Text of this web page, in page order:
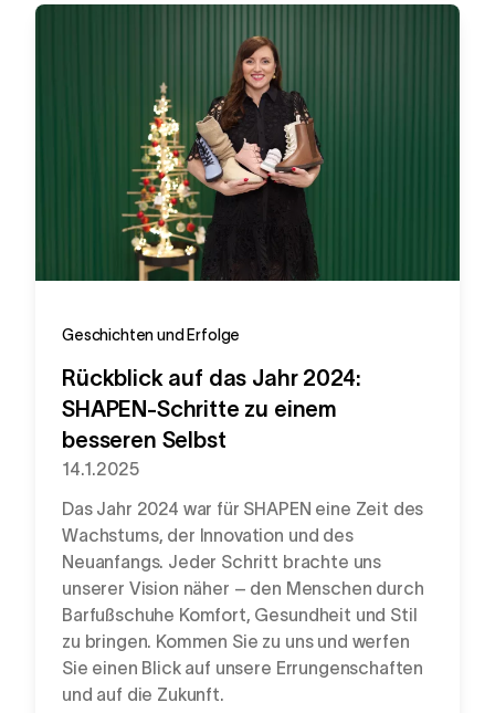
Geschichten und Erfolge
Rückblick auf das Jahr 2024:
SHAPEN-Schritte zu einem
besseren Selbst
14.1.2025
Das Jahr 2024 war für SHAPEN eine Zeit des
Wachstums, der Innovation und des
Neuanfangs. Jeder Schritt brachte uns
unserer Vision näher – den Menschen durch
Barfußschuhe Komfort, Gesundheit und Stil
zu bringen. Kommen Sie zu uns und werfen
Sie einen Blick auf unsere Errungenschaften
und auf die Zukunft.